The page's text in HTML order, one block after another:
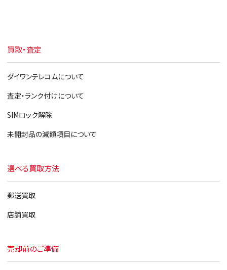
買取・査定
ダイワンテレコムについて
査定・ランク付けについて
SIMロック解除
未開封品の減額項目について
選べる買取方法
郵送買取
店舗買取
売却前のご準備